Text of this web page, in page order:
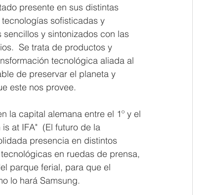
presente en sus distintas
sofisticadas y
y sintonizados con las
Se trata de productos y
tecnológica aliada al
de preservar el planeta y
este nos provee.
la capital alemana entre el 1º y el
at IFA"  (El futuro de la
presencia en distintos
en ruedas de prensa,
parque ferial, para que el
lo hará Samsung.